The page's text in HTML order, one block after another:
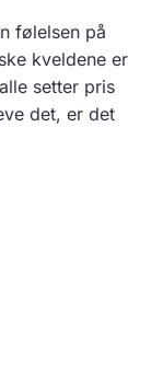
følelsen på
kveldene er
setter pris
det, er det